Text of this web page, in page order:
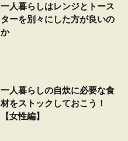
一人暮らしはレンジとトース
ターを別々にした方が良いの
か
一人暮らしの自炊に必要な食
材をストックしておこう！
【女性編】